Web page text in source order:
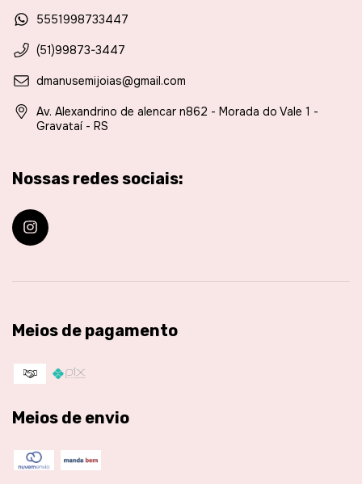
5551998733447
(51)99873-3447
dmanusemijoias@gmail.com
Av. Alexandrino de alencar n862 - Morada do Vale 1 -
Gravataí - RS
Nossas redes sociais:
Meios de pagamento
Meios de envio